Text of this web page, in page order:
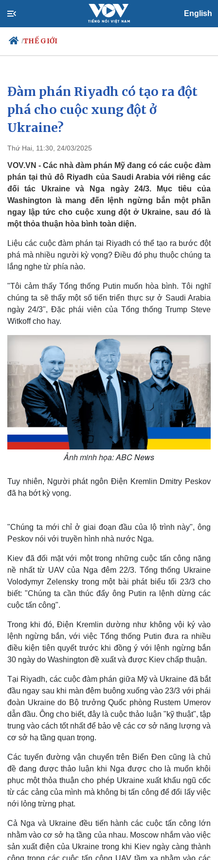
English
/THẾ GIỚI
Chính trị
Đảng
Tổ chức nhân sự
Quốc hội
Xã hội
Tin 24h
Dự báo thời tiết
Thế giới
Quan sát
Cuộc sống đó đây
Hồ sơ
Multimedia
E-Magazine
Infographic
Đàm phán Riyadh có tạo ra đột
phá cho cuộc xung đột ở
Ukraine?
Thứ Hai, 11:30, 24/03/2025
VOV.VN - Các nhà đàm phán Mỹ đang có các cuộc đàm
phán tại thủ đô Riyadh của Saudi Arabia với riêng các
đối tác Ukraine và Nga ngày 24/3. Mục tiêu của
Washington là mang đến lệnh ngừng bắn một phần
ngay lập tức cho cuộc xung đột ở Ukraine, sau đó là
một thỏa thuận hòa bình toàn diện.
Liệu các cuộc đàm phán tại Riyadh có thể tạo ra bước đột
phá mà nhiều người kỳ vọng? Điều đó phụ thuộc chúng ta
lắng nghe từ phía nào.
"Tôi cảm thấy Tổng thống Putin muốn hòa bình. Tôi nghĩ
chúng ta sẽ thấy một số tiến triển thực sự ở Saudi Arabia
ngày 24/3", Đặc phái viên của Tổng thống Trump Steve
Witkoff cho hay.
Ảnh minh họa: ABC News
Tuy nhiên, Người phát ngôn Điện Kremlin Dmitry Peskov
đã hạ bớt kỳ vọng.
"Chúng ta mới chỉ ở giai đoạn đầu của lộ trình này", ông
Peskov nói với truyền hình nhà nước Nga.
Kiev đã đối mặt với một trong những cuộc tấn công nặng
nề nhất từ UAV của Nga đêm 22/3. Tổng thống Ukraine
Volodymyr Zelensky trong một bài phát biểu tối 23/3 cho
biết: "Chúng ta cần thúc đẩy ông Putin ra lệnh dừng các
cuộc tấn công".
Trong khi đó, Điện Kremlin dường như không vội ký vào
lệnh ngừng bắn, với việc Tổng thống Putin đưa ra nhiều
điều kiện tiên quyết trước khi đồng ý với lệnh ngừng bắn
30 ngày do Washington đề xuất và được Kiev chấp thuận.
Tại Riyadh, các cuộc đàm phán giữa Mỹ và Ukraine đã bắt
đầu ngay sau khi màn đêm buông xuống vào 23/3 với phái
đoàn Ukraine do Bộ trưởng Quốc phòng Rustem Umerov
dẫn đầu. Ông cho biết, đây là cuộc thảo luận "kỹ thuật", tập
trung vào cách tốt nhất để bảo vệ các cơ sở năng lượng và
cơ sở hạ tầng quan trọng.
Các tuyến đường vận chuyển trên Biển Đen cũng là chủ
đề đang được thảo luận khi Nga được cho là muốn khôi
phục một thỏa thuận cho phép Ukraine xuất khẩu ngũ cốc
từ các cảng của mình mà không bị tấn công để đổi lấy việc
nới lỏng trừng phạt.
Cả Nga và Ukraine đều tiến hành các cuộc tấn công lớn
nhằm vào cơ sở hạ tầng của nhau. Moscow nhắm vào việc
sản xuất điện của Ukraine trong khi Kiev ngày càng thành